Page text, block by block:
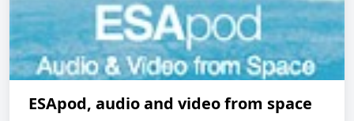
ESApod, audio and video from space